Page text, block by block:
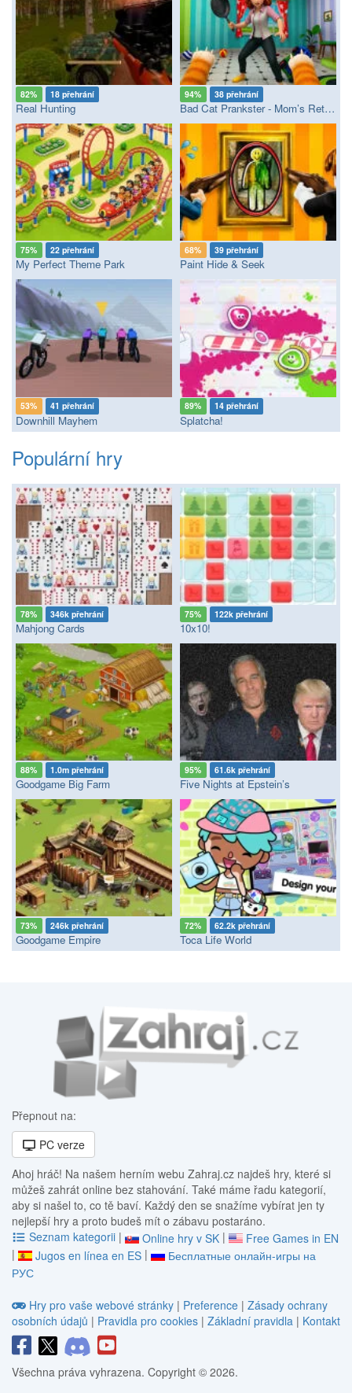
82% 18 přehrání
Real Hunting
94% 38 přehrání
Bad Cat Prankster - Mom’s Return
75% 22 přehrání
My Perfect Theme Park
68% 39 přehrání
Paint Hide & Seek
53% 41 přehrání
Downhill Mayhem
89% 14 přehrání
Splatcha!
Populární hry
78% 346k přehrání
Mahjong Cards
75% 122k přehrání
10x10!
88% 1.0m přehrání
Goodgame Big Farm
95% 61.6k přehrání
Five Nights at Epstein’s
73% 246k přehrání
Goodgame Empire
72% 62.2k přehrání
Toca Life World
Přepnout na:
PC verze
Ahoj hráč! Na našem herním webu Zahraj.cz najdeš hry, které si
můžeš zahrát online bez stahování. Také máme řadu kategorií,
aby si našel to, co tě baví. Každý den se snažíme vybírat jen ty
nejlepší hry a proto budeš mít o zábavu postaráno.
Seznam kategorii | Online hry v SK |
Free Games in EN
|
Jugos en línea en ES |
Бесплатные онлайн-игры на
РУС
Hry pro vaše webové stránky | Preference | Zásady ochrany
osobních údajů | Pravidla pro cookies | Základní pravidla | Kontakt
Všechna práva vyhrazena. Copyright © 2026.